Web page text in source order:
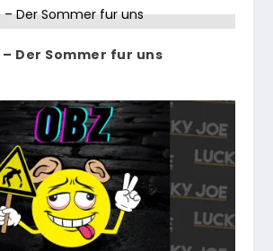
– Der Sommer fur uns